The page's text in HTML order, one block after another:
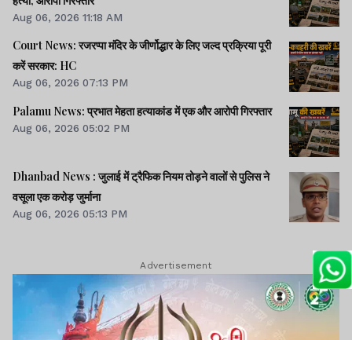
Aug 06, 2026 11:18 AM
Court News: रजरप्पा मंदिर के जीर्णोद्धार के लिए जल्द प्रक्रिया पूरी
करें सरकार: HC
Aug 06, 2026 07:13 PM
Palamu News: प्रभात मेहता हत्याकांड में एक और आरोपी गिरफ्तार
Aug 06, 2026 05:02 PM
Dhanbad News : जुलाई में ट्रैफिक नियम तोड़ने वालों से पुलिस ने
वसूला एक करोड़ जुर्माना
Aug 06, 2026 05:13 PM
Advertisement